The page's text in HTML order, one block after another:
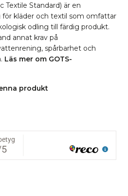
Textile Standard) är en
kläder och textil som omfattar
odling till färdig produkt.
annat krav på
spårbarhet och
Läs mer om GOTS-
produkt